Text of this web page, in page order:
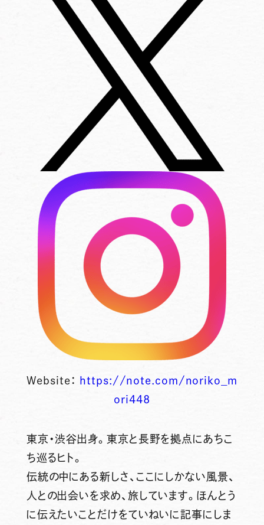
Website：
https://note.com/noriko_m
ori448
東京・渋谷出身。東京と長野を拠点にあちこ
ち巡るヒト。
伝統の中にある新しさ、ここにしかない風景、
人との出会いを求め、旅しています。ほんとう
に伝えたいことだけをていねいに記事にしま